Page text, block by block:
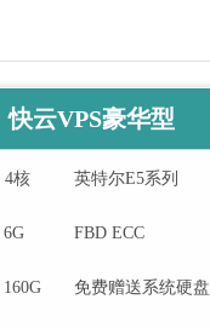
快云VPS豪华型
4核 英特尔E5系列
6G FBD ECC
160G 免费赠送系统硬盘